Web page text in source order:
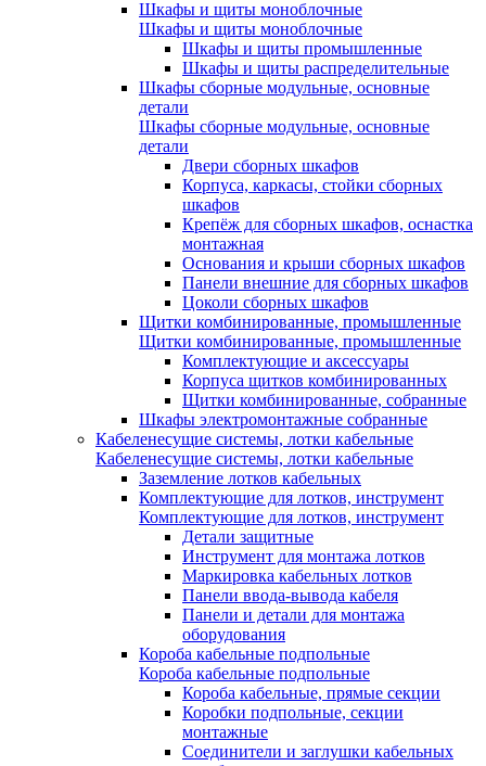
Шкафы и щиты моноблочные
Шкафы и щиты моноблочные
Шкафы и щиты промышленные
Шкафы и щиты распределительные
Шкафы сборные модульные, основные
детали
Шкафы сборные модульные, основные
детали
Двери сборных шкафов
Корпуса, каркасы, стойки сборных
шкафов
Крепёж для сборных шкафов, оснастка
монтажная
Основания и крыши сборных шкафов
Панели внешние для сборных шкафов
Цоколи сборных шкафов
Щитки комбинированные, промышленные
Щитки комбинированные, промышленные
Комплектующие и аксессуары
Корпуса щитков комбинированных
Щитки комбинированные, собранные
Шкафы электромонтажные собранные
Кабеленесущие системы, лотки кабельные
Кабеленесущие системы, лотки кабельные
Заземление лотков кабельных
Комплектующие для лотков, инструмент
Комплектующие для лотков, инструмент
Детали защитные
Инструмент для монтажа лотков
Маркировка кабельных лотков
Панели ввода-вывода кабеля
Панели и детали для монтажа
оборудования
Короба кабельные подпольные
Короба кабельные подпольные
Короба кабельные, прямые секции
Коробки подпольные, секции
монтажные
Соединители и заглушки кабельных